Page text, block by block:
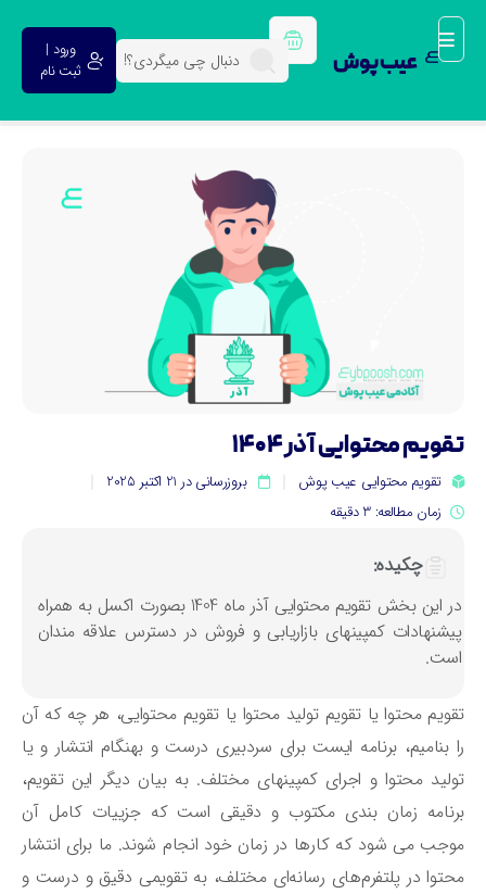
عیب پوش
ورود |
ثبت نام
محتوایی آذر 1404
تقویم محتوایی عیب پوش
بروزرسانی در 21 اکتبر 2025
زمان مطالعه: 3 دقیقه
چکیده:
در این بخش تقویم محتوایی آذر ماه 1404 بصورت اکسل به همراه
کمپینهای بازاریابی و فروش در دسترس علاقه مندان
محتوا یا تقویم تولید محتوا یا تقویم محتوایی، هر چه که آن
بنامیم، برنامه ایست برای سردبیری درست و بهنگام انتشار و یا
محتوا و اجرای کمپینهای مختلف. به بیان دیگر این تقویم،
زمان بندی مکتوب و دقیقی است که جزییات کامل آن
می شود که کارها در زمان خود انجام شوند. ما برای انتشار
در پلتفرم‌های رسانه‌ای مختلف، به تقویمی دقیق و درست و